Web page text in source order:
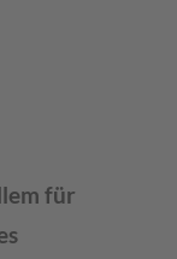
für